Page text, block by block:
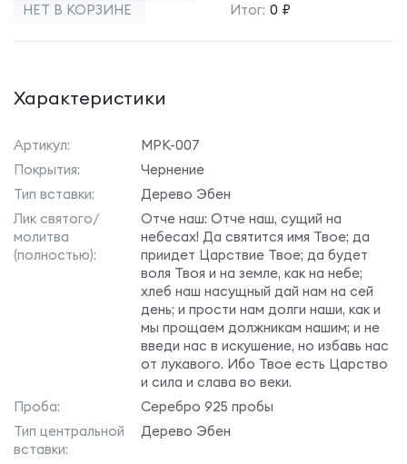
НЕТ В КОРЗИНЕ Итог: 0 ₽
Характеристики
Артикул:
МРК-007
Покрытия:
Чернение
Тип вставки:
Дерево Эбен
Лик святого/
молитва
(полностью):
Отче наш: Отче наш, сущий на
небесах! Да святится имя Твое; да
приидет Царствие Твое; да будет
воля Твоя и на земле, как на небе;
хлеб наш насущный дай нам на сей
день; и прости нам долги наши, как и
мы прощаем должникам нашим; и не
введи нас в искушение, но избавь нас
от лукавого. Ибо Твое есть Царство
и сила и слава во веки.
Проба:
Серебро 925 пробы
Тип центральной
вставки:
Дерево Эбен